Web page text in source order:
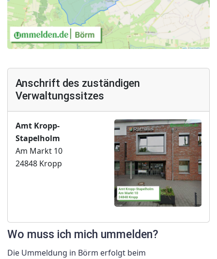
Anschrift des zuständigen
Verwaltungssitzes
Amt Kropp-
Stapelholm
Am Markt 10
24848 Kropp
Wo muss ich mich ummelden?
Die Ummeldung in Börm erfolgt beim